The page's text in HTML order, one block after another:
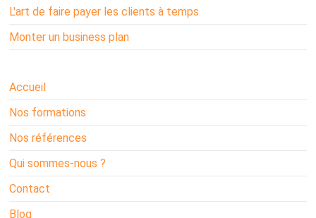
L'art de faire payer les clients à temps
Monter un business plan
Accueil
Nos formations
Nos références
Qui sommes-nous ?
Contact
Blog